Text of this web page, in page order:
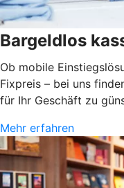
Bargeldlos
Ob mobile
Fixpreis – bei uns
für Ihr Geschäft zu
Mehr erfahren